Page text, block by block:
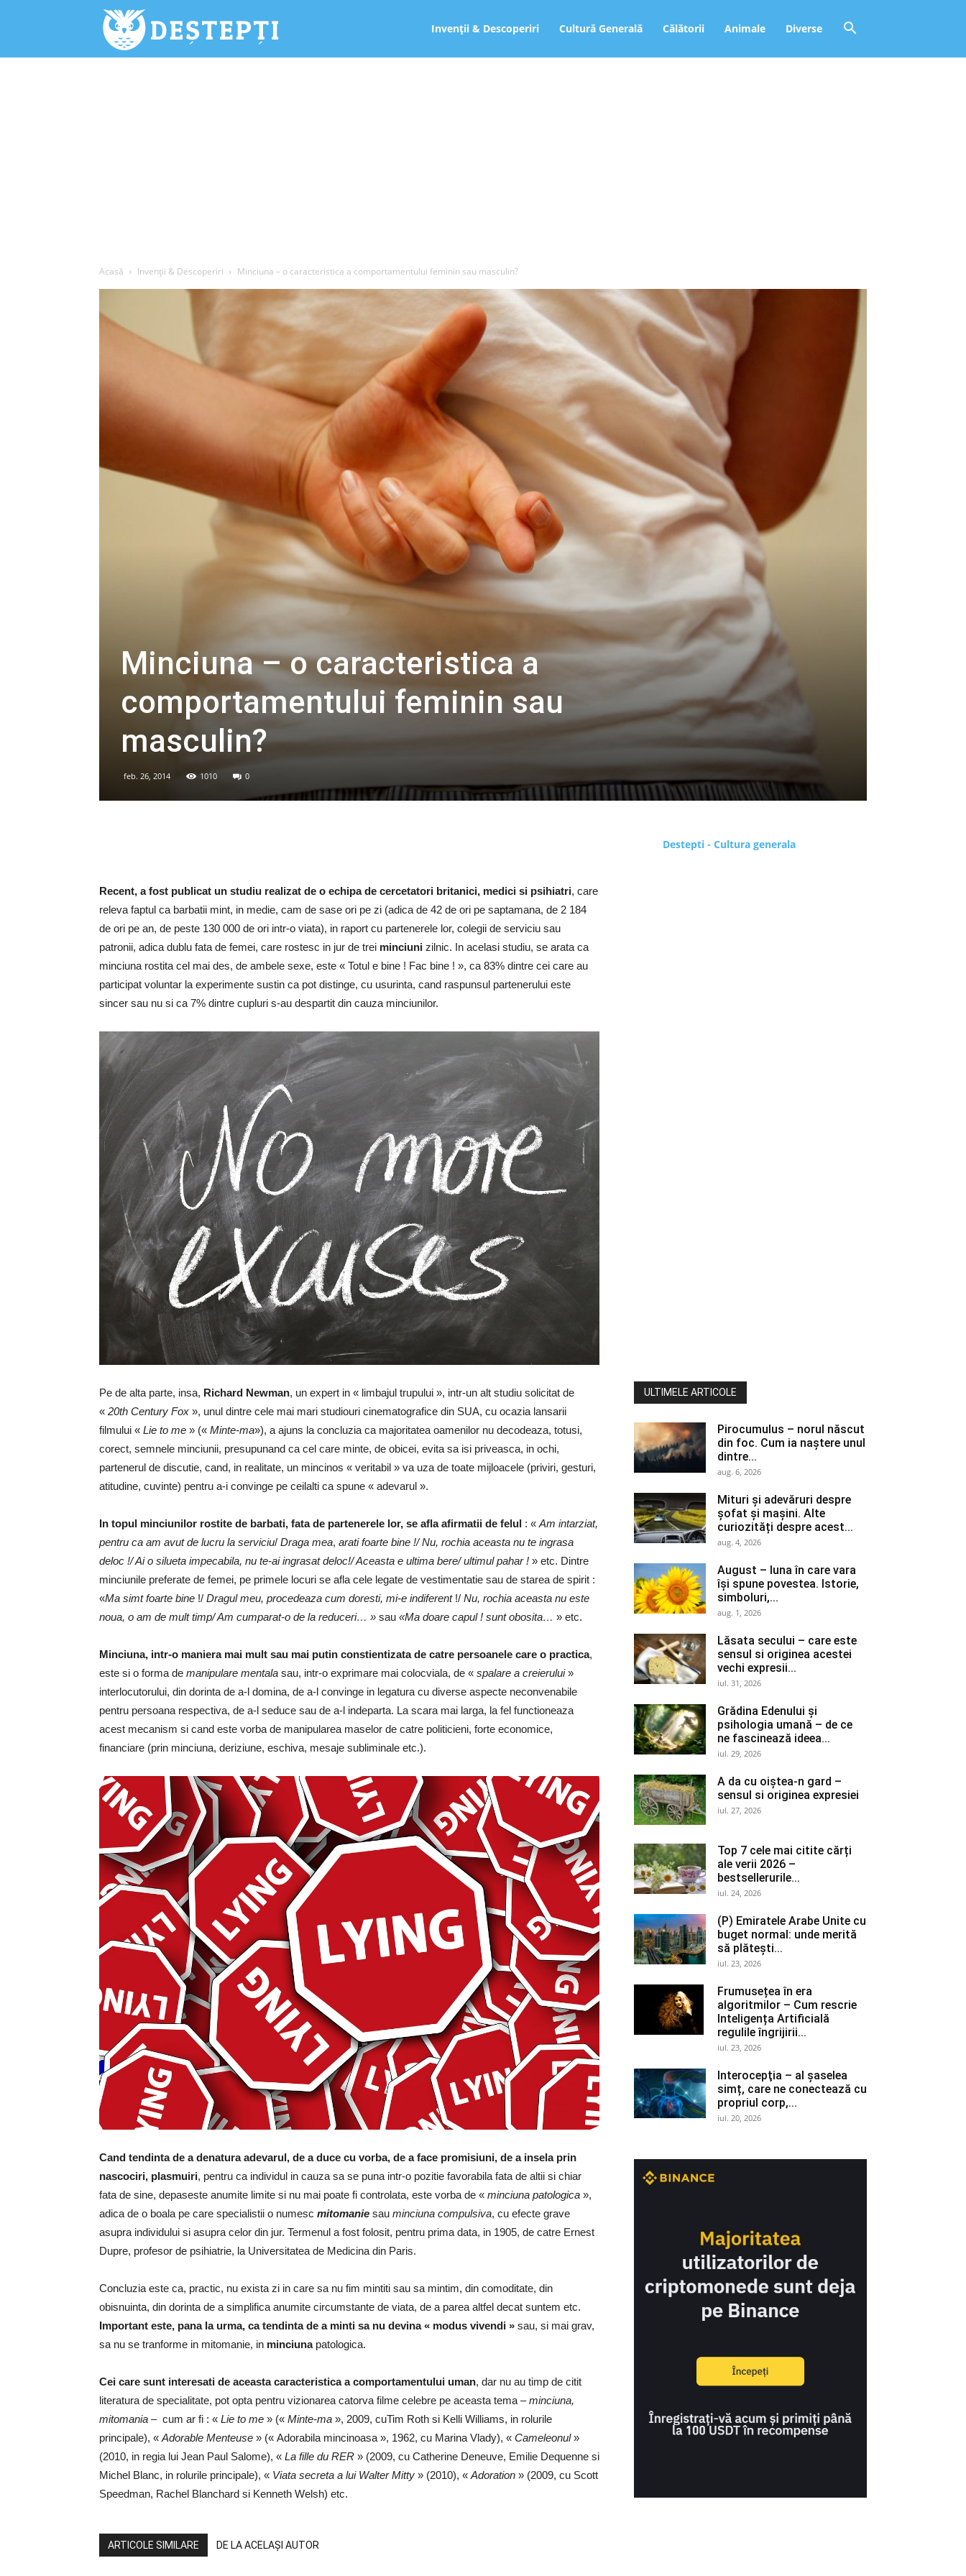
Deștepți.ro Invenții & Descoperiri Cultură Generală Călătorii Animale Diverse
Acasă Invenții & Descoperiri Minciuna – o caracteristica a comportamentului feminin sau masculin?
Minciuna – o caracteristica a
comportamentului feminin sau
masculin?
feb. 26, 2014 1010 0
Recent, a fost publicat un studiu realizat de o echipa de cercetatori britanici, medici si psihiatri, care
releva faptul ca barbatii mint, in medie, cam de sase ori pe zi (adica de 42 de ori pe saptamana, de 2 184
de ori pe an, de peste 130 000 de ori intr-o viata), in raport cu partenerele lor, colegii de serviciu sau
patronii, adica dublu fata de femei, care rostesc in jur de trei minciuni zilnic. In acelasi studiu, se arata ca
minciuna rostita cel mai des, de ambele sexe, este « Totul e bine ! Fac bine ! », ca 83% dintre cei care au
participat voluntar la experimente sustin ca pot distinge, cu usurinta, cand raspunsul partenerului este
sincer sau nu si ca 7% dintre cupluri s-au despartit din cauza minciunilor.
Pe de alta parte, insa, Richard Newman, un expert in « limbajul trupului », intr-un alt studiu solicitat de
« 20th Century Fox », unul dintre cele mai mari studiouri cinematografice din SUA, cu ocazia lansarii
filmului « Lie to me » (« Minte-ma»), a ajuns la concluzia ca majoritatea oamenilor nu decodeaza, totusi,
corect, semnele minciunii, presupunand ca cel care minte, de obicei, evita sa isi priveasca, in ochi,
partenerul de discutie, cand, in realitate, un mincinos « veritabil » va uza de toate mijloacele (priviri, gesturi,
atitudine, cuvinte) pentru a-i convinge pe ceilalti ca spune « adevarul ».
In topul minciunilor rostite de barbati, fata de partenerele lor, se afla afirmatii de felul : « Am intarziat,
pentru ca am avut de lucru la serviciu/ Draga mea, arati foarte bine !/ Nu, rochia aceasta nu te ingrasa
deloc !/ Ai o silueta impecabila, nu te-ai ingrasat deloc!/ Aceasta e ultima bere/ ultimul pahar ! » etc. Dintre
minciunile preferate de femei, pe primele locuri se afla cele legate de vestimentatie sau de starea de spirit :
«Ma simt foarte bine !/ Dragul meu, procedeaza cum doresti, mi-e indiferent!/ Nu, rochia aceasta nu este
noua, o am de mult timp/ Am cumparat-o de la reduceri… » sau «Ma doare capul ! sunt obosita… » etc.
Minciuna, intr-o maniera mai mult sau mai putin constientizata de catre persoanele care o practica,
este si o forma de manipulare mentala sau, intr-o exprimare mai colocviala, de « spalare a creierului»
interlocutorului, din dorinta de a-l domina, de a-l convinge in legatura cu diverse aspecte neconvenabile
pentru persoana respectiva, de a-l seduce sau de a-l indeparta. La scara mai larga, la fel functioneaza
acest mecanism si cand este vorba de manipularea maselor de catre politicieni, forte economice,
financiare (prin minciuna, deriziune, eschiva, mesaje subliminale etc.).
Cand tendinta de a denatura adevarul, de a duce cu vorba, de a face promisiuni, de a insela prin
nascociri, plasmuiri, pentru ca individul in cauza sa se puna intr-o pozitie favorabila fata de altii si chiar
fata de sine, depaseste anumite limite si nu mai poate fi controlata, este vorba de « minciuna patologica »,
adica de o boala pe care specialistii o numesc mitomanie sau minciuna compulsiva, cu efecte grave
asupra individului si asupra celor din jur. Termenul a fost folosit, pentru prima data, in 1905, de catre Ernest
Dupre, profesor de psihiatrie, la Universitatea de Medicina din Paris.
Concluzia este ca, practic, nu exista zi in care sa nu fim mintiti sau sa mintim, din comoditate, din
obisnuinta, din dorinta de a simplifica anumite circumstante de viata, de a parea altfel decat suntem etc.
Important este, pana la urma, ca tendinta de a minti sa nu devina « modus vivendi » sau, si mai grav,
sa nu se tranforme in mitomanie, in minciuna patologica.
Cei care sunt interesati de aceasta caracteristica a comportamentului uman, dar nu au timp de citit
literatura de specialitate, pot opta pentru vizionarea catorva filme celebre pe aceasta tema –minciuna,
mitomania – cum ar fi : « Lie to me » (« Minte-ma », 2009, cuTim Roth si Kelli Williams, in rolurile
principale), « Adorable Menteuse » (« Adorabila mincinoasa », 1962, cu Marina Vlady), « Cameleonul»
(2010, in regia lui Jean Paul Salome), « La fille du RER » (2009, cu Catherine Deneuve, Emilie Dequenne si
Michel Blanc, in rolurile principale), « Viata secreta a lui Walter Mitty » (2010), « Adoration » (2009, cu Scott
Speedman, Rachel Blanchard si Kenneth Welsh) etc.
ARTICOLE SIMILARE DE LA ACELAȘI AUTOR
Destepti - Cultura generala
ULTIMELE ARTICOLE
Pirocumulus – norul născut
din foc. Cum ia naștere unul
dintre...
aug. 6, 2026
Mituri și adevăruri despre
șofat și mașini. Alte
curiozități despre acest...
aug. 4, 2026
August – luna în care vara
își spune povestea. Istorie,
simboluri,...
aug. 1, 2026
Lăsata secului – care este
sensul si originea acestei
vechi expresii...
iul. 31, 2026
Grădina Edenului și
psihologia umană – de ce
ne fascinează ideea...
iul. 29, 2026
A da cu oiștea-n gard –
sensul si originea expresiei
iul. 27, 2026
Top 7 cele mai citite cărți
ale verii 2026 –
bestsellerurile...
iul. 24, 2026
(P) Emiratele Arabe Unite cu
buget normal: unde merită
să plătești...
iul. 23, 2026
Frumusețea în era
algoritmilor – Cum rescrie
Inteligența Artificială
regulile îngrijirii...
iul. 23, 2026
Interocepţia – al șaselea
simț, care ne conectează cu
propriul corp,...
iul. 20, 2026